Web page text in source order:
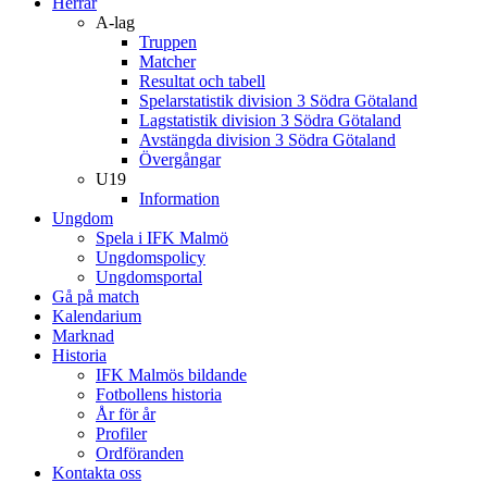
A-lag
Truppen
Matcher
Resultat och tabell
Spelarstatistik division 3 Södra Götaland
Lagstatistik division 3 Södra Götaland
Avstängda division 3 Södra Götaland
Övergångar
U19
Information
Ungdom
Spela i IFK Malmö
Ungdomspolicy
Ungdomsportal
Gå på match
Kalendarium
Marknad
Historia
IFK Malmös bildande
Fotbollens historia
År för år
Profiler
Ordföranden
Kontakta oss